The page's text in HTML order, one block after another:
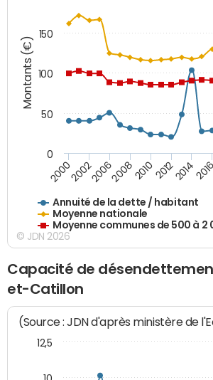
Montants (€)
Annuité de la dette / habitant
Moyenne nationale
Moyenne communes de 500 à
20002002200620082010201220142016
0
50
100
150
© JDN 2026
Capacité de
et-Catillon
(Source : JDN d'après ministère de
12,5